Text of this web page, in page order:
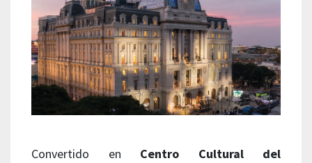
Convertido en Centro Cultural del